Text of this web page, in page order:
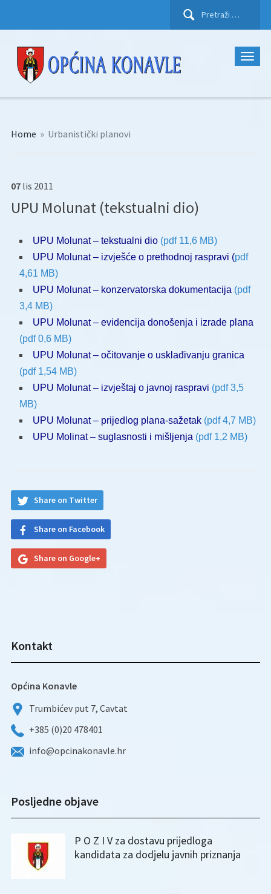
Pretraži:
Home » Urbanistički planovi
07 lis 2011
UPU Molunat (tekstualni dio)
UPU Molunat – tekstualni dio (pdf 11,6 MB)
UPU Molunat – izvješće o prethodnoj raspravi (pdf
4,61 MB)
UPU Molunat – konzervatorska dokumentacija (pdf
3,4 MB)
UPU Molunat – evidencija donošenja i izrade plana
(pdf 0,6 MB)
UPU Molunat – očitovanje o usklađivanju granica
(pdf 1,54 MB)
UPU Molunat – izvještaj o javnoj raspravi (pdf 3,5
MB)
UPU Molunat – prijedlog plana-sažetak (pdf 4,7 MB)
UPU Molinat – suglasnosti i mišljenja (pdf 1,2 MB)
Share on Twitter
Share on Facebook
Share on Google+
Kontakt
Općina Konavle
Trumbićev put 7, Cavtat
+385 (0)20 478401
info@opcinakonavle.hr
Posljedne objave
P O Z I V za dostavu prijedloga
kandidata za dodjelu javnih priznanja